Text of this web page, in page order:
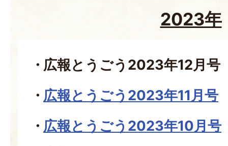
2023年
広報とうごう2023年12月号
広報とうごう2023年11月号
広報とうごう2023年10月号